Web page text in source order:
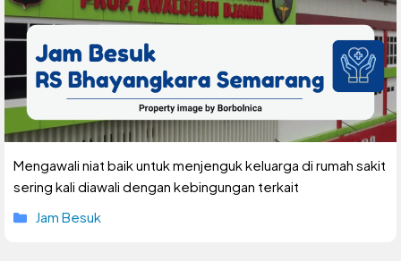
Mengawali niat baik untuk menjenguk keluarga di rumah sakit
sering kali diawali dengan kebingungan terkait
Kategori
Jam Besuk